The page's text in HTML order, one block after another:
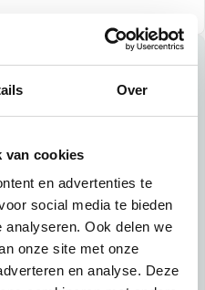
Over
van cookies
en advertenties te
social media te bieden
Ook delen we
onze site met onze
en analyse. Deze
en geef de volgende
werkzoekend